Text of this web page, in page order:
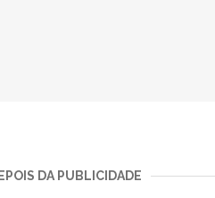
DA PUBLICIDADE